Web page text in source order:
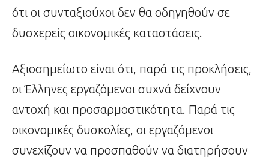
ότι οι συνταξιούχοι δεν θα οδηγηθούν σε
δυσχερείς οικονομικές καταστάσεις.
Αξιοσημείωτο είναι ότι, παρά τις προκλήσεις,
οι Έλληνες εργαζόμενοι συχνά δείχνουν
αντοχή και προσαρμοστικότητα. Παρά τις
οικονομικές δυσκολίες, οι εργαζόμενοι
συνεχίζουν να προσπαθούν να διατηρήσουν